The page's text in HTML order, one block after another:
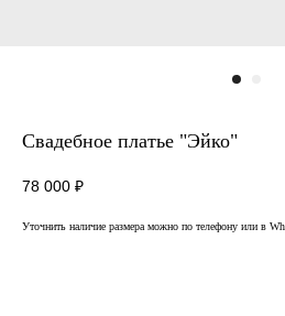
Свадебное платье "Эйко"
78 000 ₽
Уточнить наличие размера можно по телефону или в